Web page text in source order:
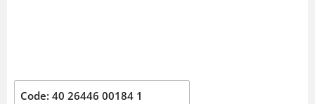
Code: 40 26446 00184 1